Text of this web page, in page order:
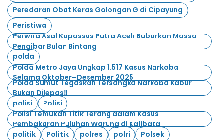
Peredaran Obat Keras Golongan G di Cipayung
Peristiwa
Perwira Asal Kopassus Putra Aceh Bubarkan Massa
Pengibar Bulan Bintang
polda
Polda Metro Jaya Ungkap 1.517 Kasus Narkoba
Selama Oktober–Desember 2025
Polda Sumut Tegaskan Tersangka Narkoba Kabur
Bukan Dilepas‼️
polisi
Polisi
Polisi Temukan Titik Terang dalam Kasus
Pembakaran Puluhan Warung di Kalibata
politik
Politik polres polri
Polsek